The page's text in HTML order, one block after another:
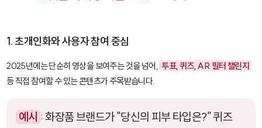
1. 초개인화와 사용자 참여 중심
2025년에는 단순히 영상을 보여주는 것을 넘어, 투표, 퀴즈, AR 필터 챌린지
등 직접 참여할 수 있는 콘텐츠가 주목받습니다.
예시 : 화장품 브랜드가 "당신의 피부 타입은?" 퀴즈